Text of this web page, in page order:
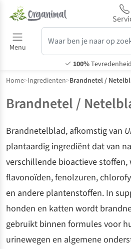
Menu
100%
Home>Ingredienten>Brandnetel /
Brandnetel /
Brandnetelblad, afkomstig van
plantaardig ingrediënt dat van
verschillende bioactieve stoffen,
flavonoïden, fenolzuren,
en andere plantenstoffen. In
honden en katten wordt
gebruikt binnen formules voor
urinewegen en algemene